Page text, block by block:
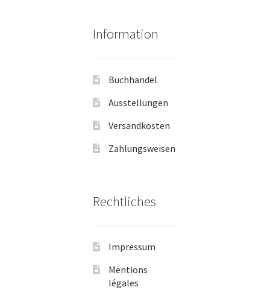
Information
Buchhandel
Ausstellungen
Versandkosten
Zahlungsweisen
Rechtliches
Impressum
Mentions
légales